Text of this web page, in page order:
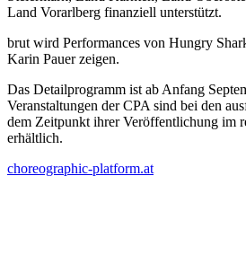
Land Vorarlberg finanziell unterstützt.
brut wird Performances von Hungry
Karin Pauer zeigen.
Das Detailprogramm ist ab Anfang
Veranstaltungen der CPA sind bei den
dem Zeitpunkt ihrer Veröffentlichung im
erhältlich.
choreographic-platform.at